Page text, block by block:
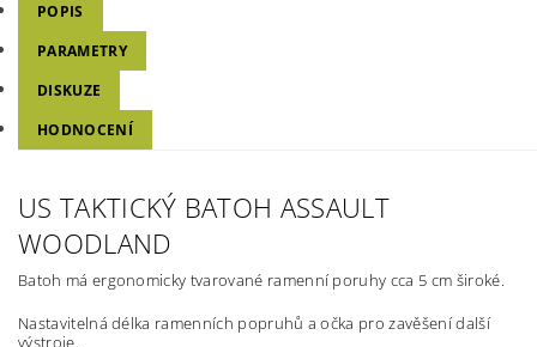
POPIS
PARAMETRY
DISKUZE
HODNOCENÍ
US TAKTICKÝ BATOH ASSAULT
WOODLAND
Batoh má ergonomicky tvarované ramenní poruhy cca 5 cm široké.
Nastavitelná délka ramenních popruhů a očka pro zavěšení další
výstroje.